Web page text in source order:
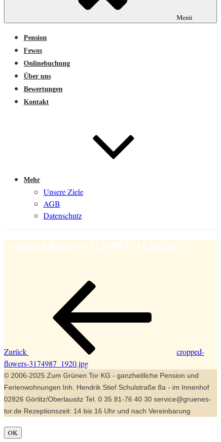
Menü
Pension
Fewos
Onlinebuchung
Über uns
Bewertungen
Kontakt
Mehr
Unsere Ziele
AGB
Datenschutz
cropped-flowers-3174987_1920.jpg
Beitragsnavigation
Zurück
cropped-
flowers-3174987_1920.jpg
© 2006-2025 Zum Grünen Tor KG - ganzheitliche Pension und
Ferienwohnungen Inh. Hendrik Stief Schulstraße 8a - im Innenhof
02826 Görlitz/Oberlausitz Tel. 0 35 81-76 40 30 service@gruenes-
tor.de Rezeptionszeit: 14 bis 16 Uhr und nach Vereinbarung
OK